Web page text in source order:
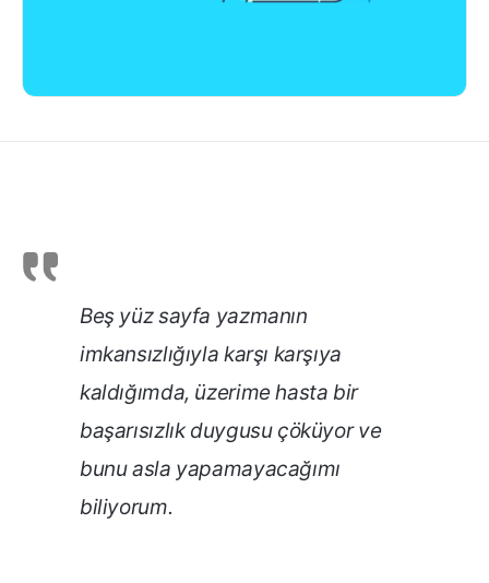
Beş yüz sayfa yazmanın
imkansızlığıyla karşı karşıya
kaldığımda, üzerime hasta bir
başarısızlık duygusu çöküyor ve
bunu asla yapamayacağımı
biliyorum.